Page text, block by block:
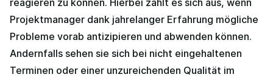
Projektmanager dank jahrelanger Erfahrung mögliche
Probleme vorab antizipieren und abwenden können.
Andernfalls sehen sie sich bei nicht eingehaltenen
Terminen oder einer unzureichenden Qualität im